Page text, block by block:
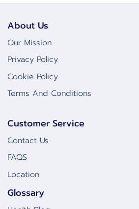
About Us
Our Mission
Privacy Policy
Cookie Policy
Terms And Conditions
Customer Service
Contact Us
FAQS
Location
Glossary